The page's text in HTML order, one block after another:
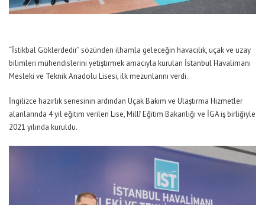
“İstikbal Göklerdedir”sözünden ilhamla geleceğin havacılık, uçak ve uzay
bilimleri mühendislerini yetiştirmek amacıyla kurulan İstanbul Havalimanı
Mesleki ve Teknik Anadolu Lisesi, ilk mezunlarını verdi.
İngilizce hazırlık senesinin ardından Uçak Bakım ve Ulaştırma Hizmetler
alanlarında 4 yıl eğitim verilen Lise,Millî Eğitim Bakanlığı ve İGA iş birliğiyle
2021 yılında kuruldu.